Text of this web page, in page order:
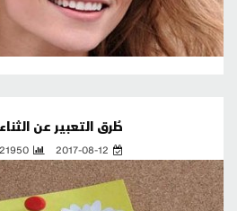
طُرق التعبير عن
2017-08-12
21950